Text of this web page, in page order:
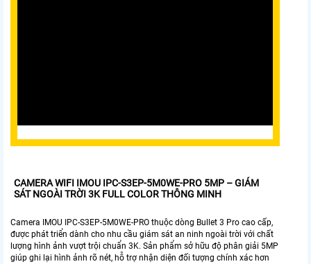
CAMERA WIFI IMOU IPC-S3EP-5M0WE-PRO 5MP – GIÁM
SÁT NGOÀI TRỜI 3K FULL COLOR THÔNG MINH
Camera IMOU IPC-S3EP-5M0WE-PRO thuộc dòng Bullet 3 Pro cao cấp,
được phát triển dành cho nhu cầu giám sát an ninh ngoài trời với chất
lượng hình ảnh vượt trội chuẩn 3K. Sản phẩm sở hữu độ phân giải 5MP
giúp ghi lại hình ảnh rõ nét, hỗ trợ nhận diện đối tượng chính xác hơn